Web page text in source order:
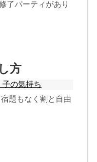
了パーティがあり
方
の気持ち
題もなく割と自由